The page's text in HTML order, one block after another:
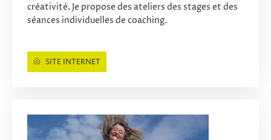
créativité. Je propose des ateliers des stages et des
séances individuelles de coaching.
SITE INTERNET